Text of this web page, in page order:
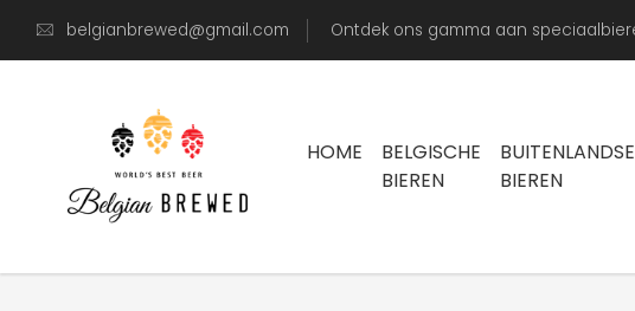
belgianbrewed@gmail.com Ontdek ons gamma aan
HOME
BELGISCHE
BIEREN
BUITENLANDSE
BIEREN